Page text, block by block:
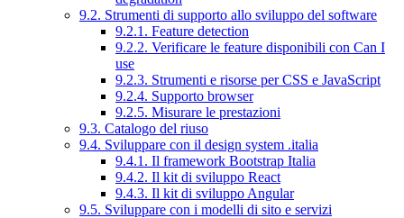
9.2. Strumenti di supporto allo sviluppo del software
9.2.1. Feature detection
9.2.2. Verificare le feature disponibili con Can I
use
9.2.3. Strumenti e risorse per CSS e JavaScript
9.2.4. Supporto browser
9.2.5. Misurare le prestazioni
9.3. Catalogo del riuso
9.4. Sviluppare con il design system .italia
9.4.1. Il framework Bootstrap Italia
9.4.2. Il kit di sviluppo React
9.4.3. Il kit di sviluppo Angular
9.5. Sviluppare con i modelli di sito e servizi